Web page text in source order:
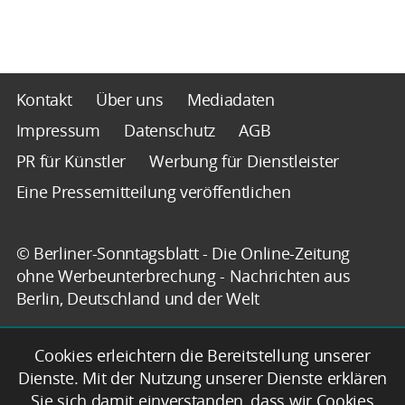
Kontakt Über uns
Mediadaten
Impressum
Datenschutz
AGB
PR für Künstler
Werbung für Dienstleister
Eine Pressemitteilung veröffentlichen
© Berliner-Sonntagsblatt - Die Online-Zeitung
ohne Werbeunterbrechung - Nachrichten aus
Berlin, Deutschland und der Welt
Cookies erleichtern die Bereitstellung unserer
Dienste. Mit der Nutzung unserer Dienste erklären
Sie sich damit einverstanden, dass wir Cookies